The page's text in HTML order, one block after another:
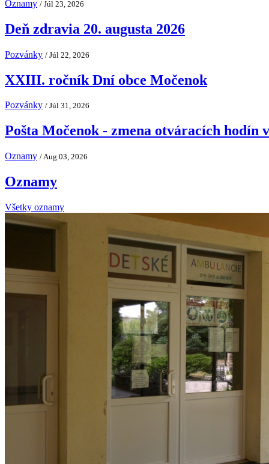
Oznamy / Júl 23, 2026
Deň zdravia 20. augusta 2026
Pozvánky / Júl 22, 2026
XXIII. ročník Dní obce Močenok
Pozvánky / Júl 31, 2026
Pošta Močenok - zmena otváracích hodín
Oznamy / Aug 03, 2026
Oznamy
Všetky oznamy